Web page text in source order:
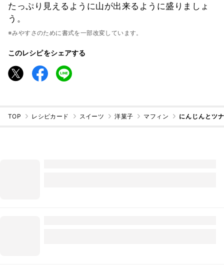
たっぷり見えるように山が出来るように盛りましょ
う。
※みやすさのために書式を一部改変しています。
このレシピをシェアする
TOP レシピカード スイーツ 洋菓子 マフィン にんじんとツ